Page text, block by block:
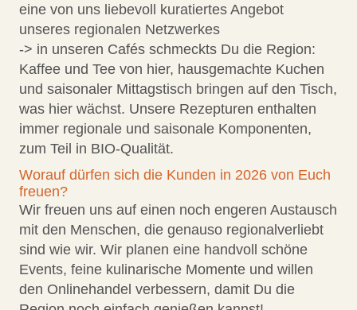
eine von uns liebevoll kuratiertes Angebot
unseres regionalen Netzwerkes
-> in unseren Cafés schmeckts Du die Region:
Kaffee und Tee von hier, hausgemachte Kuchen
und saisonaler Mittagstisch bringen auf den Tisch,
was hier wächst. Unsere Rezepturen enthalten
immer regionale und saisonale Komponenten,
zum Teil in BIO-Qualität.
Worauf dürfen sich die Kunden in 2026 von Euch
freuen?
Wir freuen uns auf einen noch engeren Austausch
mit den Menschen, die genauso regionalverliebt
sind wie wir. Wir planen eine handvoll schöne
Events, feine kulinarische Momente und willen
den Onlinehandel verbessern, damit Du die